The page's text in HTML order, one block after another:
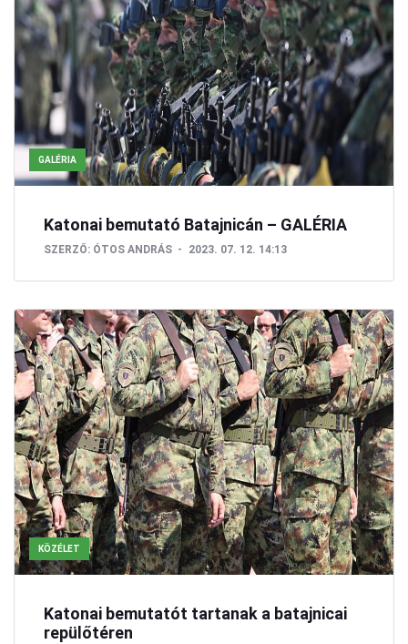
GALÉRIA
Katonai bemutató Batajnicán – GALÉRIA
SZERZŐ: ÓTOS ANDRÁS 2023. 07. 12. 14:13
KÖZÉLET
Katonai bemutatót tartanak a batajnicai
repülőtéren